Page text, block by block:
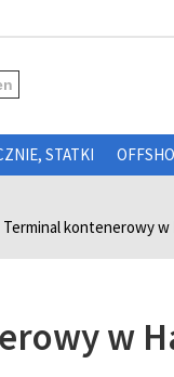
STATKI
Terminal kontenerowy
w